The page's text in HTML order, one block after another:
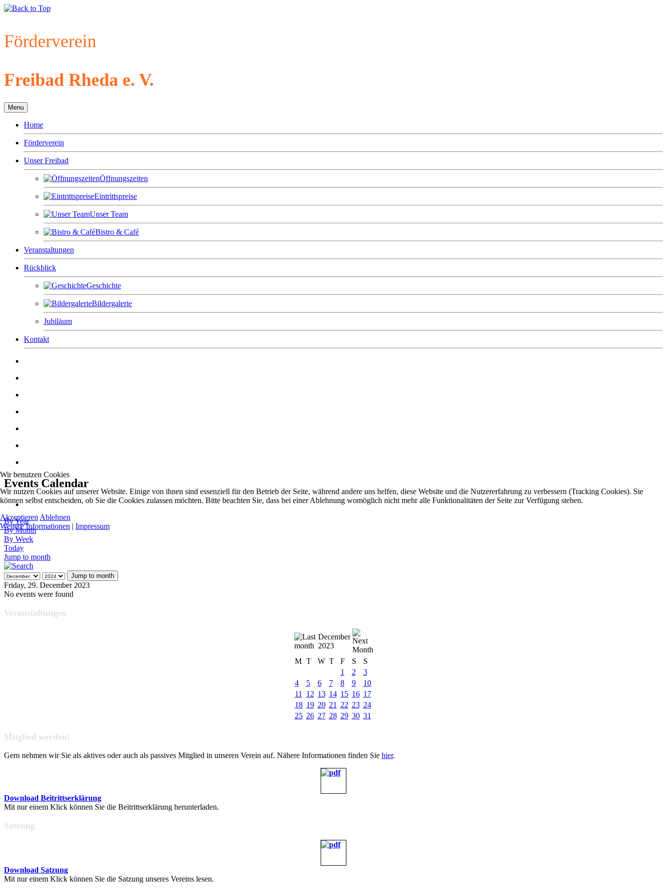
Förderverein
Freibad Rheda e. V.
Menu
Home
Förderverein
Unser Freibad
Öffnungszeiten
Eintrittspreise
Unser Team
Bistro & Café
Veranstaltungen
Rückblick
Geschichte
Bildergalerie
Jubiläum
Kontakt
Events Calendar
By Year
By Month
By Week
Today
Jump to month
Jump to month
Friday, 29. December 2023
No events were found
Veranstaltungen
December
2023
M T W T F S
S
1
2
3
4
5 6 7 8 9
10
11
12 13 14 15 16 17
18 19 20 21 22 23 24
25 26 27 28 29 30 31
Mitglied werden!
Gern nehmen wir Sie als aktives oder auch als passives Mitglied in unseren Verein auf. Nähere Informationen finden Sie hier.
Download Beitrittserklärung
Mit nur einem Klick können Sie die Beitrittserklärung herunterladen.
Satzung
Download Satzung
Mit nur einem Klick können Sie die Satzung unseres Vereins lesen.
Wir benutzen Cookies
Wir nutzen Cookies auf unserer Website. Einige von ihnen sind essenziell für den Betrieb der Seite, während andere uns helfen, diese Website und die Nutzererfahrung zu verbessern (Tracking Cookies). Sie
können selbst entscheiden, ob Sie die Cookies zulassen möchten. Bitte beachten Sie, dass bei einer Ablehnung womöglich nicht mehr alle Funktionalitäten der Seite zur Verfügung stehen.
Akzeptieren Ablehnen
Weitere Informationen | Impressum